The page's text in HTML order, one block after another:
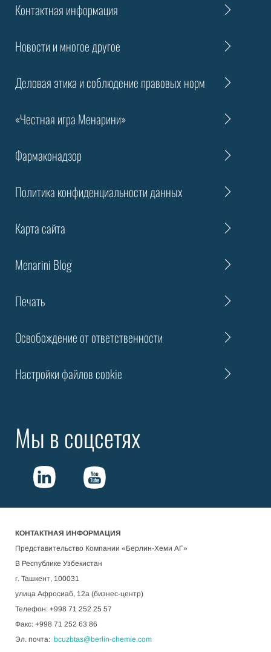
Контактная информация
Новости и многое другое
Деловая этика и соблюдение правовых норм
«Честная игра Менарини»
Фармаконадзор
Политика конфиденциальности данных
Карта сайта
Menarini Blog
Печать
Освобождение от ответственности
Настройки файлов cookie
Мы в соцсетях
КОНТАКТНАЯ ИНФОРМАЦИЯ
Представительство Компании «Берлин-Хеми АГ»
В Республике Узбекистан
г. Ташкент, 100031
улица Афросиаб, 12а (бизнес-центр)
Телефон: +998 71 252 25 57
Факс: +998 71 252 63 86
Эл. почта: bcuzbtas@berlin-chemie.com